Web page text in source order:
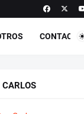
CONTACTO